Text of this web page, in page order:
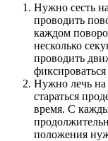
Нужно сесть
проводить
каждом
несколько
проводить
Нужно лечь на
стараться
время. С
положения